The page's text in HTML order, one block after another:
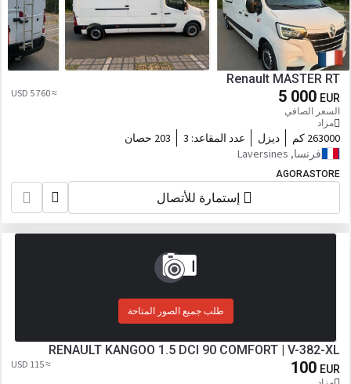
Renault MASTER RT
5 000 EUR
السعر الصافي
مزاد
≈ 5 760 USD
263000 كم ديزل عدد المقاعد: 3
203 حصان
فرنسا, Laversines
AGORASTORE
إستمارة للأتصال
طلب جميع الصور المتاحة
RENAULT KANGOO 1.5 DCI 90 COMFORT | V-382-XL
100 EUR
≈ 115 USD